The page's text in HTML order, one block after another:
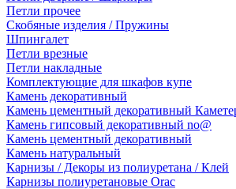
Петли прочее
Скобяные изделия / Пружины
Шпингалет
Петли врезные
Петли накладные
Комплектующие для шкафов купе
Камень декоративный
Камень цементный декоративный
Камень гипсовый декоративный no@
Камень цементный декоративный
Камень натуральный
Карнизы / Декоры из полиуретана / Клей
Карнизы полиуретановые Orac